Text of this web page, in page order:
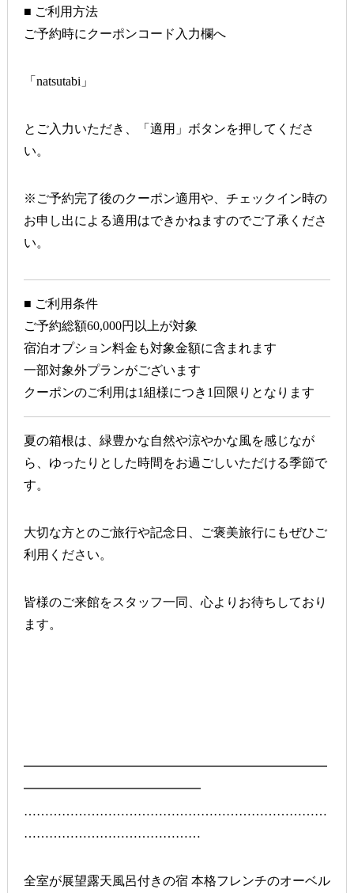
■ ご利用方法
ご予約時にクーポンコード入力欄へ
「natsutabi」
とご入力いただき、「適用」ボタンを押してくださ
い。
※ご予約完了後のクーポン適用や、チェックイン時の
お申し出による適用はできかねますのでご了承くださ
い。
■ ご利用条件
ご予約総額60,000円以上が対象
宿泊オプション料金も対象金額に含まれます
一部対象外プランがございます
クーポンのご利用は1組様につき1回限りとなります
夏の箱根は、緑豊かな自然や涼やかな風を感じなが
ら、ゆったりとした時間をお過ごしいただける季節で
す。
大切な方とのご旅行や記念日、ご褒美旅行にもぜひご
利用ください。
皆様のご来館をスタッフ一同、心よりお待ちしており
ます。
━━━━━━━━━━━━━━━━━━━━━━━━
━━━━━━━━━━━━━━
………………………………………………………………
……………………………………
全室が展望露天風呂付きの宿 本格フレンチのオーベル